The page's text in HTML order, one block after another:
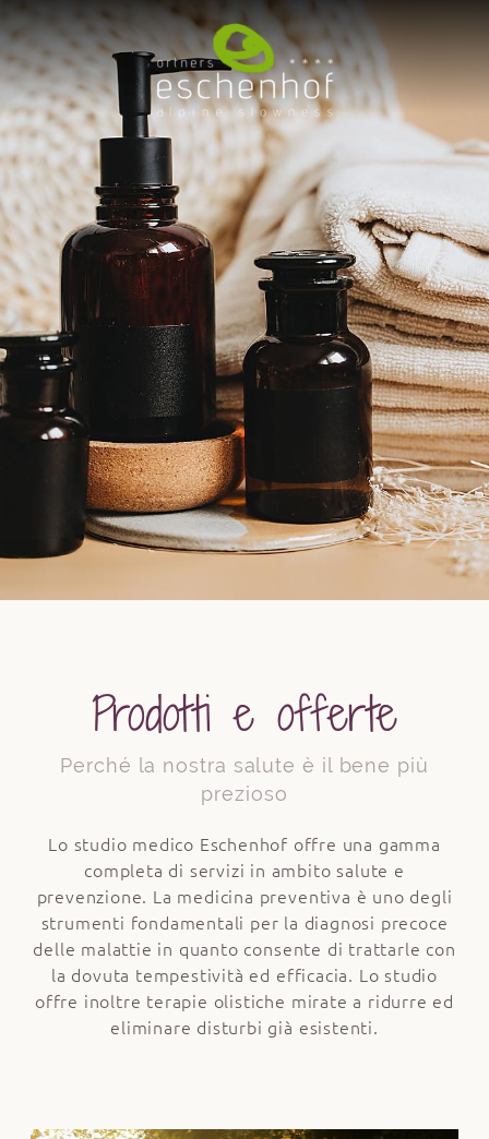
Prodotti e offerte
Perché la nostra salute è il bene più
prezioso
Lo studio medico Eschenhof offre una gamma
completa di servizi in ambito salute e
prevenzione. La medicina preventiva è uno degli
strumenti fondamentali per la diagnosi precoce
delle malattie in quanto consente di trattarle con
la dovuta tempestività ed efficacia. Lo studio
offre inoltre terapie olistiche mirate a ridurre ed
eliminare disturbi già esistenti.